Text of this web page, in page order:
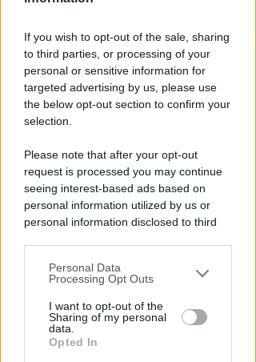
If you wish to opt-out of the sale, sharing
to third parties, or processing of your
personal or sensitive information for
targeted advertising by us, please use
the below opt-out section to confirm your
selection.
Please note that after your opt-out
request is processed you may continue
seeing interest-based ads based on
personal information utilized by us or
personal information disclosed to third
You may separately opt-out of the further
disclosure of your personal information
by third parties on the IAB’s list of
downstream participants.
Personal Data
Processing Opt Outs
I want to opt-out of the
Sharing of my personal
data.
Opted In
APPROVATO DAL CDA
Dati in crescita nella semestrale
di IEG, stime al rialzo per
l'esercizio 2026